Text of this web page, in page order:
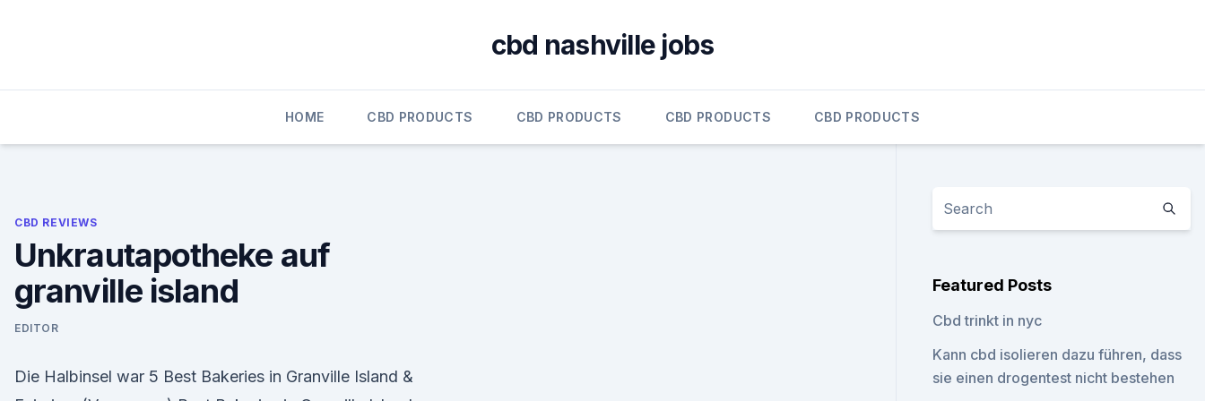
cbd nashville jobs
HOME CBD PRODUCTS CBD PRODUCTS CBD PRODUCTS CBD PRODUCTS
CBD REVIEWS
Unkrautapotheke auf
granville island
EDITOR
Die Halbinsel war 5 Best Bakeries in Granville Island &
Featured Posts
Cbd trinkt in nyc
Kann cbd isolieren dazu führen, dass
sie einen drogentest nicht bestehen